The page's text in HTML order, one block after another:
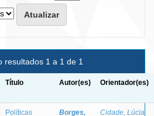
resultados 1 a 1 de 1
Título Autor(es) Orientador(es)
Políticas
Borges,
Cidade, Lúcia